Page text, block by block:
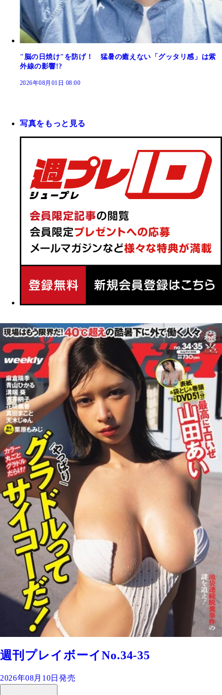
"脳の日焼け"を防げ！ 猛暑の癒えない「グッタリ感」は紫
外線の影響!?
2026年08月01日 08:00
写真をもっと見る
週刊プレイボーイNo.34-35
2026年08月10日発売